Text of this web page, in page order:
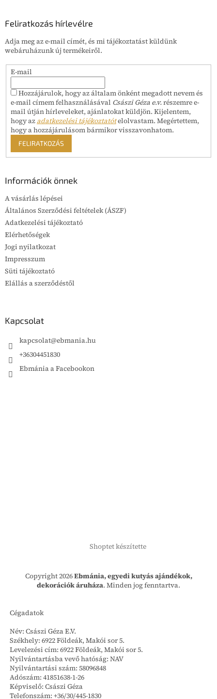
Feliratkozás hírlevélre
Adja meg az e-mail címét, és mi tájékoztatást küldünk
webáruházunk új termékeiről.
E-mail
Hozzájárulok, hogy az általam önként megadott nevem és
e-mail címem felhasználásával Császi Géza e.v.részemre e-
mail útján hírleveleket, ajánlatokat küldjön. Kijelentem,
hogy az adatkezelési tájékoztatótelolvastam. Megértettem,
hogy a hozzájárulásom bármikor visszavonhatom.
FELIRATKOZÁS
Információk önnek
A vásárlás lépései
Általános Szerződési feltételek (ÁSZF)
Adatkezelési tájékoztató
Elérhetőségek
Jogi nyilatkozat
Impresszum
Süti tájékoztató
Elállás a szerződéstől
Kapcsolat
kapcsolat@ebmania.hu
+36304451830
Ebmánia a Facebookon
Shoptet készítette
Copyright 2026Ebmánia, egyedi kutyás ajándékok,
dekorációk áruháza. Minden jog fenntartva.
Cégadatok
Név: Császi Géza E.V.
Székhely: 6922 Földeák, Makói sor 5.
Levelezési cím: 6922 Földeák, Makói sor 5.
Nyilvántartásba vevő hatóság: NAV
Nyilvántartási szám: 58096848
Adószám: 41851638-1-26
Képviselő: Császi Géza
Telefonszám: +36/30/445-1830